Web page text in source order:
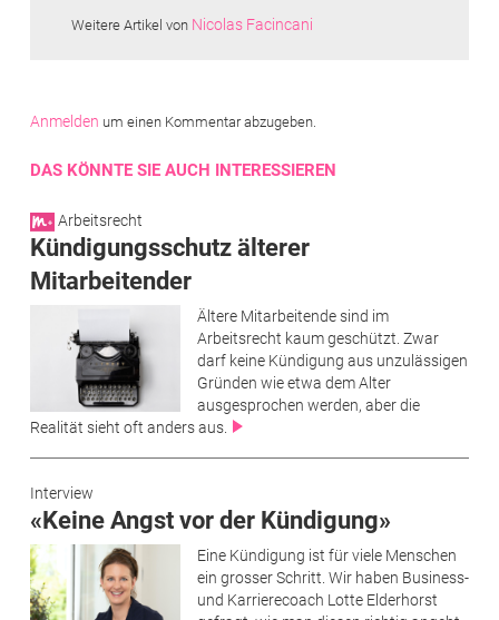
Weitere Artikel von Nicolas Facincani
Anmelden um einen Kommentar abzugeben.
DAS KÖNNTE SIE AUCH INTERESSIEREN
Arbeitsrecht
Kündigungsschutz älterer
Mitarbeitender
Ältere Mitarbeitende sind im
Arbeitsrecht kaum geschützt. Zwar
darf keine ­Kündigung aus unzulässigen
Gründen wie etwa dem Alter
ausgesprochen werden, aber die
Realität sieht oft anders aus.
Interview
«Keine Angst vor der Kündigung»
Eine Kündigung ist für viele Menschen
ein grosser Schritt. Wir haben Business-
und Karrierecoach Lotte Elderhorst